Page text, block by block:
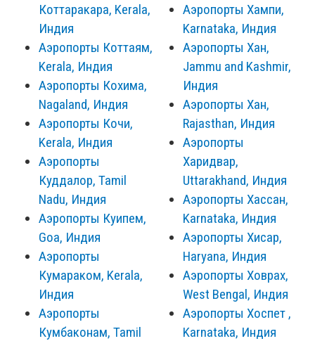
Коттаракара, Kerala,
Индия
Аэропорты Коттаям,
Kerala, Индия
Аэропорты Кохима,
Nagaland, Индия
Аэропорты Кочи,
Kerala, Индия
Аэропорты
Куддалор, Tamil
Nadu, Индия
Аэропорты Куипем,
Goa, Индия
Аэропорты
Кумараком, Kerala,
Индия
Аэропорты
Кумбаконам, Tamil
Аэропорты Хампи,
Karnataka, Индия
Аэропорты Хан,
Jammu and Kashmir,
Индия
Аэропорты Хан,
Rajasthan, Индия
Аэропорты
Харидвар,
Uttarakhand, Индия
Аэропорты Хассан,
Karnataka, Индия
Аэропорты Хисар,
Haryana, Индия
Аэропорты Ховрах,
West Bengal, Индия
Аэропорты Хоспет ,
Karnataka, Индия